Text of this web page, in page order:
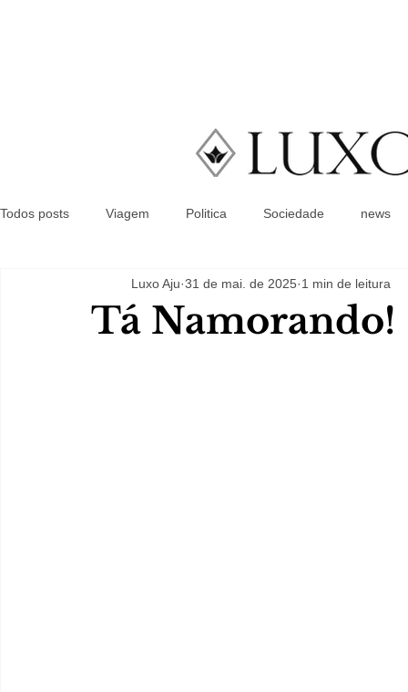
Todos posts Viagem Politica Sociedade news
Tá Namorando!
Luxo Aju 31 de mai. de 2025 1 min de leitura